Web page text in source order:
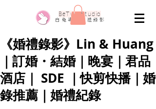
​BeTwo Studio
​白 兔 專 業 婚 禮 錄 影
《婚禮錄影》Lin & Huang
｜訂婚・結婚｜晚宴｜君品
酒店｜ SDE ｜快剪快播｜婚
錄推薦｜婚禮紀錄